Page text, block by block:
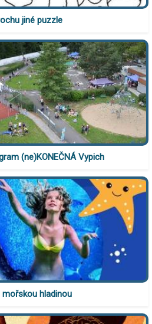
jiné puzzle
(ne)KONEČNÁ Vypich
mořskou hladinou